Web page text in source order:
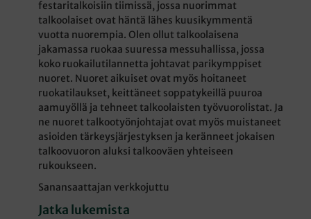
festaritalkoisiin tiimissä, jossa nuorimmat
talkoolaiset ovat häntä lähes kuusikymmentä
vuotta nuorempia. Olen ollut talkoolaisena
jakamassa ruokaa suuressa messuhallissa, jossa
koko ruokailutilannetta johtavat parikymppiset
nuoret. Nuoret aikuiset ovat myös hoitaneet
ruokatilaukset, keittäneet soppatykeillä puuroa
aamuyöllä ja tehneet talkoolaisten työvuorolistat. Ja
ne nuoret talkootyönjohtajat ovat myös muistaneet
asioiden tärkeysjärjestyksen ja keränneet jokaisen
talkoovuoron aluksi talkooväen yhteiseen
rukoukseen.
Sanansaattajan verkkojuttu
Jatka lukemista